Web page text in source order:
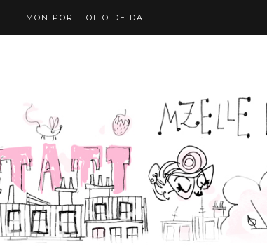
MON PORTFOLIO DE DA